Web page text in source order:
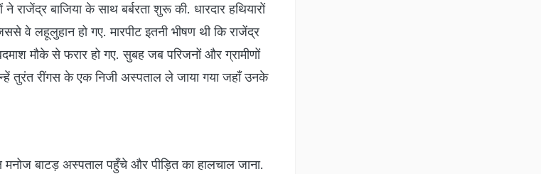
बाजिया के साथ बर्बरता शुरू की. धारदार हथियारों
वे लहूलुहान हो गए. मारपीट इतनी भीषण थी कि राजेंद्र
मौके से फरार हो गए. सुबह जब परिजनों और ग्रामीणों
तुरंत रींगस के एक निजी अस्पताल ले जाया गया जहाँ उनके
मनोज बाटड़ अस्पताल पहुँचे और पीड़ित का हालचाल जाना.